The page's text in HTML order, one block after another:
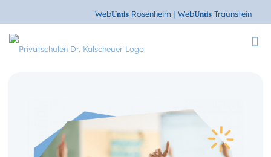
WebUntis Rosenheim | WebUntis Traunstein